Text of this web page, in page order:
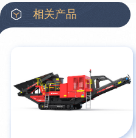
42分钟前 蒋先生留言：
3分钟前 王先生留言：水泥
姚女士留言：这款破
12分钟前 宋先生留言：50
16分钟前 柳先生留言：
相关产品